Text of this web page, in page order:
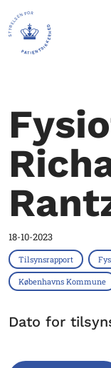
18-10-2023
Tilsynsrapport
Københavns Kommune
Dato for